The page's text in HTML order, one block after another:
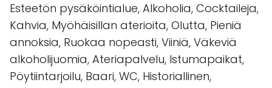
Esteetön pysäköintialue, Alkoholia, Cocktaileja,
Kahvia, Myöhäisillan aterioita, Olutta, Pieniä
annoksia, Ruokaa nopeasti, Viiniä, Väkeviä
alkoholijuomia, Ateriapalvelu, Istumapaikat,
Pöytiintarjoilu, Baari, WC, Historiallinen,